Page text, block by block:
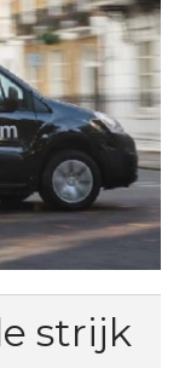
strijk